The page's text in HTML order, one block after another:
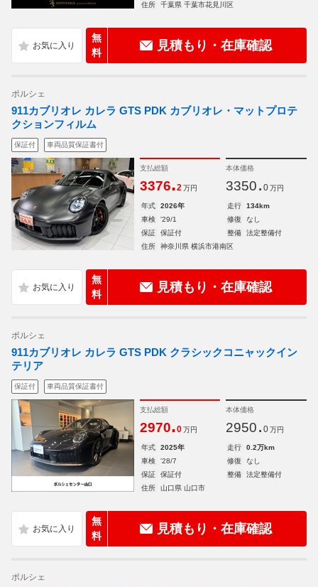
住所
千葉県 千葉市花見川区
無
料
見積もり・在庫確認
ポルシェ
911カブリオレ カレラ GTS PDK カブリオレ・マットプロテ
クションフィルム
保証付 車両品質保証書付
支払総額
3376.2 万円
本体価格
3350. 0 万円
年式 2026年 走行
134km
車検
'29/1 修復
なし
保証
保証付 整備
法定整備付
住所
神奈川県 横浜市港南区
無
料
見積もり・在庫確認
ポルシェ
911カブリオレ カレラ GTS PDK クラシックコニャックイン
テリア
保証付 車両品質保証書付
支払総額
2970.0 万円
本体価格
2950. 0 万円
年式 2025年 走行
0.2万km
車検
'28/7 修復
なし
保証
保証付 整備
法定整備付
住所
山口県 山口市
無
料
見積もり・在庫確認
ポルシェ